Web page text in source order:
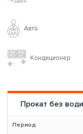
Авто
Кондиционер
Прокат без
Период